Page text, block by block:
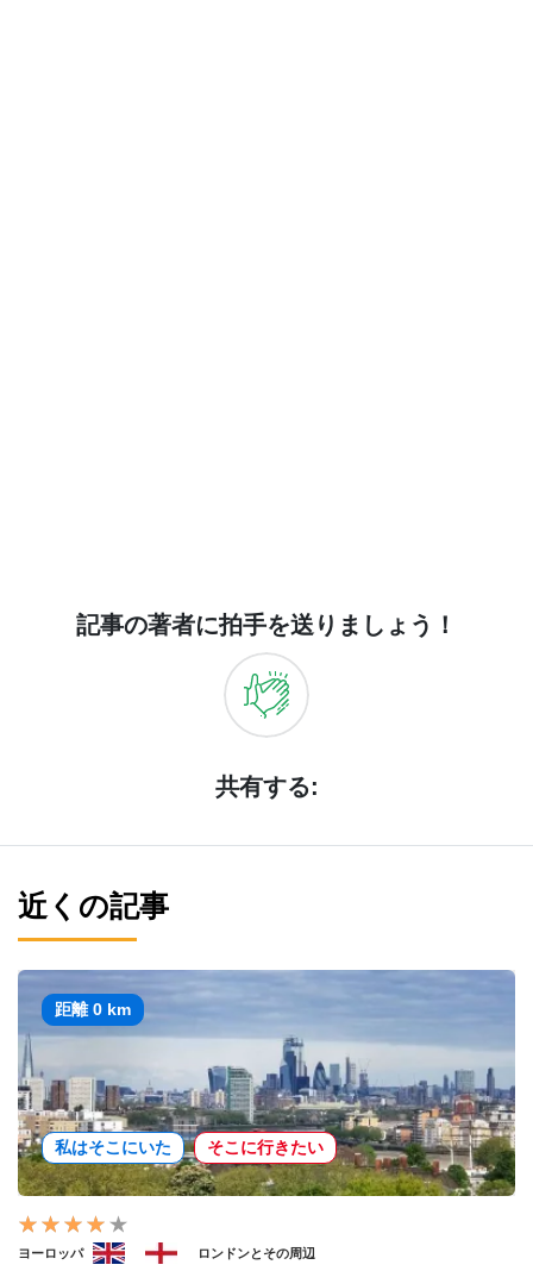
記事の著者に拍手を送りましょう！
共有する:
近くの記事
距離 0 km
私はそこにいた そこに行きたい
ヨーロッパ ロンドンとその周辺